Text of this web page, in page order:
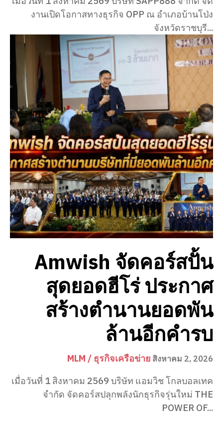
งานเปิดโอกาสทางธุรกิจ OPP ณ อำเภอบ้านโป่ง
จังหวัดราชบุรี...
Amwish จัดคอร์สปั้น
สุดยอดฮีโร่ ประกาศ
สร้างตำนานยอดพัน
ล้านอีกคำรบ
MLM / ธุรกิจเครือข่าย สิงหาคม 2, 2026
เมื่อวันที่ 1 สิงหาคม 2569 บริษัท แอมวิช โกลบอลเทค
จำกัด จัดคอร์สปลุกพลังนักธุรกิจรุ่นใหม่ THE
POWER OF...